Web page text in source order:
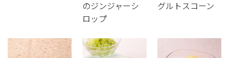
のジンジャーシ
ロップ
グルトスコーン